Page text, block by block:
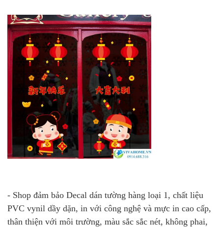
- Shop đảm bảo Decal dán tường hàng loại 1, chất liệu
PVC vynil dầy dặn, in với công nghệ và mực in cao cấp,
thân thiện với môi trường, màu sắc sắc nét, không phai,